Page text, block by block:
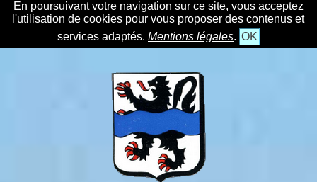
En poursuivant votre navigation sur ce site, vous acceptez
l'utilisation de cookies pour vous proposer des contenus et
services adaptés. Mentions légales. OK